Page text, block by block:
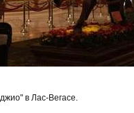
в Лас-Вегасе.